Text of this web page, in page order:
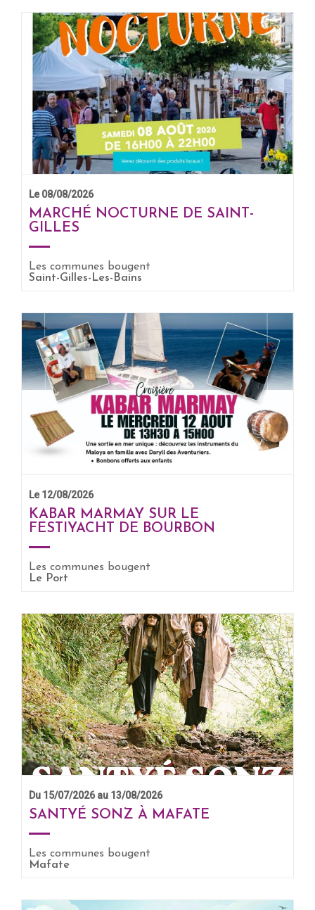
EN SAVOIR +
EN SAVOIR +
Le 08/08/2026
MARCHÉ NOCTURNE DE SAINT-
GILLES
Les communes bougent
Saint-Gilles-Les-Bains
Le 12/08/2026
KABAR MARMAY SUR LE
FESTIYACHT DE BOURBON
Les communes bougent
Le Port
Du 15/07/2026 au 13/08/2026
SANTYÉ SONZ À MAFATE
Les communes bougent
Mafate